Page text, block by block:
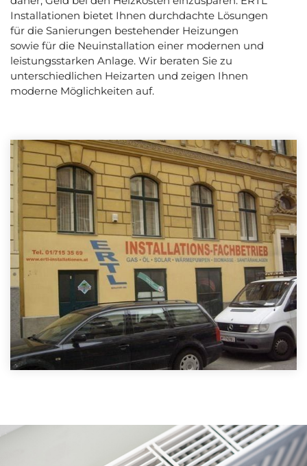
Installationen bietet Ihnen durchdachte Lösungen
für die Sanierungen bestehender Heizungen
sowie für die Neuinstallation einer modernen und
leistungsstarken Anlage. Wir beraten Sie zu
unterschiedlichen Heizarten und zeigen Ihnen
moderne Möglichkeiten auf.